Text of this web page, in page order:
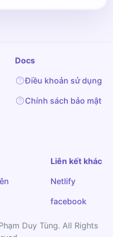
Docs
Điều khoản sử dụng
Chính sách bảo mật
Liên kết khác
Netlify
facebook
Duy Tùng. All Rights